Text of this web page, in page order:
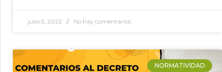
julio 5, 2022 No hay comentarios
NORMATIVIDAD